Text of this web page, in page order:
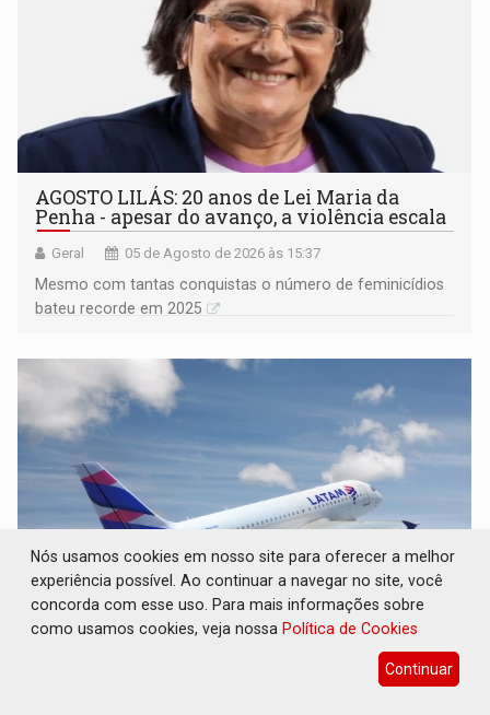
AGOSTO LILÁS: 20 anos de Lei Maria da
Penha - apesar do avanço, a violência escala
Geral 05 de Agosto de 2026 às 15:37
Mesmo com tantas conquistas o número de feminicídios
bateu recorde em 2025
NOVAS ROTAS: ABAV anuncia novos voos da
LATAM partindo de Ji-Paraná a partir de
Nós usamos cookies em nosso site para oferecer a melhor
experiência possível. Ao continuar a navegar no site, você
concorda com esse uso. Para mais informações sobre
como usamos cookies, veja nossa Política de Cookies
Continuar